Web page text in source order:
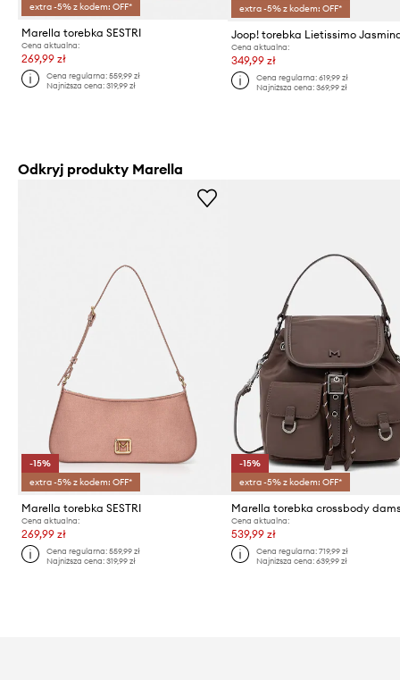
extra -5% z kodem: OFF*
Marella torebka SESTRI
Cena aktualna:
269,99 zł
Cena regularna:559,99 zł
Najniższa cena:319,99 zł
extra -5% z kodem: OFF*
Joop! torebka Lietissimo
Cena aktualna:
349,99 zł
Cena regularna: 619,99 zł
Najniższa cena: 369,99 zł
Odkryj produkty Marella
-15%
extra -5% z kodem: OFF*
Marella torebka SESTRI
Cena aktualna:
269,99 zł
Cena regularna:559,99 zł
Najniższa cena:319,99 zł
-15%
extra -5% z kodem: OFF*
Cena aktualna:
539,99 zł
Cena regularna: 719,99 zł
Najniższa cena: 639,99 zł